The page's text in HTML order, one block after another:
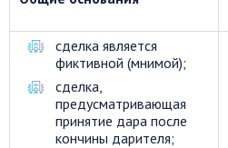
сделка является
фиктивной (мнимой);
сделка,
предусматривающая
принятие дара после
кончины дарителя;